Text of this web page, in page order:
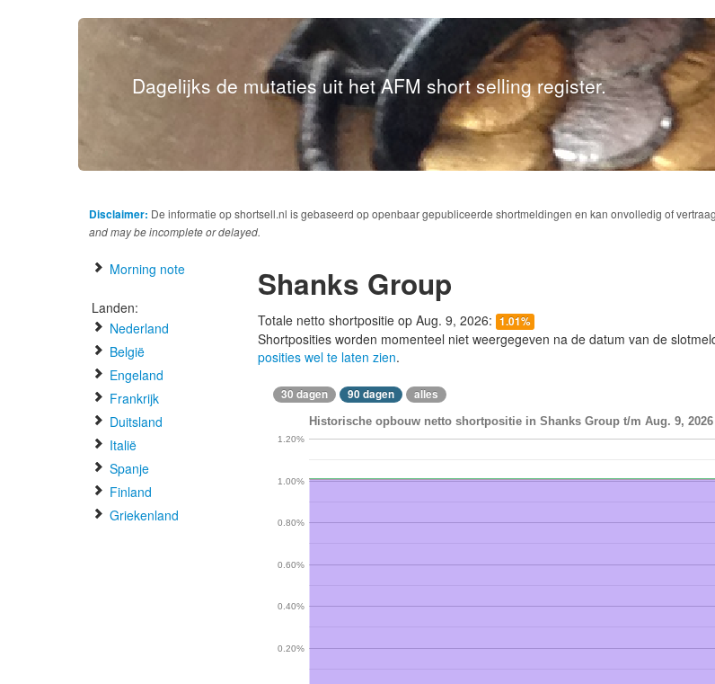
Dagelijks de mutaties uit het AFM short selling register.
Disclaimer: De informatie op shortsell.nl is gebaseerd op openbaar gepubliceerde shortmeldingen en kan onvolledig of
and may be incomplete or delayed.
Morning note
Landen:
Nederland
België
Engeland
Frankrijk
Duitsland
Italië
Spanje
Finland
Griekenland
Shanks Group
Totale netto shortpositie op Aug. 9, 2026: 1.01%
Shortposities worden momenteel niet weergegeven na de datum van de
posities wel te laten zien.
30 dagen 90 dagen alles
Historische opbouw netto shortpositie in Shanks Group t/m Aug. 9, 2026
0.20%
0.40%
0.60%
0.80%
1.00%
1.20%